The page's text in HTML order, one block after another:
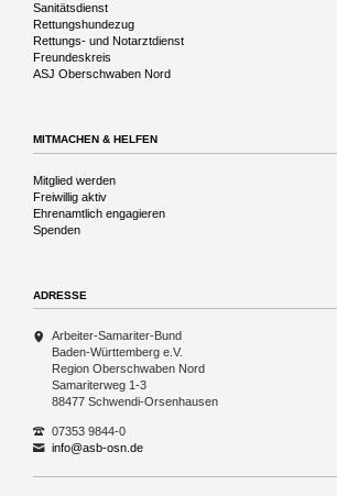
Sanitätsdienst
Rettungshundezug
Rettungs- und Notarztdienst
Freundeskreis
ASJ Oberschwaben Nord
MITMACHEN & HELFEN
Navigation
überspringen
Mitglied werden
Freiwillig aktiv
Ehrenamtlich engagieren
Spenden
ADRESSE
Arbeiter-Samariter-Bund
Baden-Württemberg e.V.
Region Oberschwaben Nord
Samariterweg 1-3
88477 Schwendi-Orsenhausen
07353 9844-0
info@asb-osn.de